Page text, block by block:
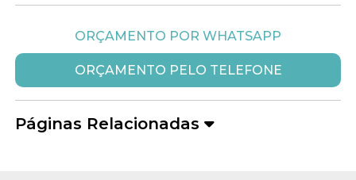
ORÇAMENTO POR WHATSAPP
ORÇAMENTO PELO TELEFONE
Páginas Relacionadas